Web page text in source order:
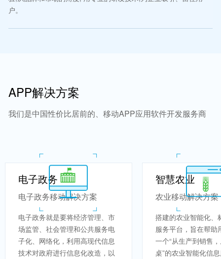
户。
APP解决方案
我们是中国性价比居前的、移动APP应用软件开发服务商
电子政务
电子政务移动解决方案
电子政务就是要将经济管理、市
场监管、社会管理和公共服务电
子化、网络化，利用高现代信息
技术对政府进行信息化改造，以
智慧农业
农业移动解决方案
搭建的农业智能化、
服务平台，旨在帮助
一个“从生产到销售
桌”的农业智能化信